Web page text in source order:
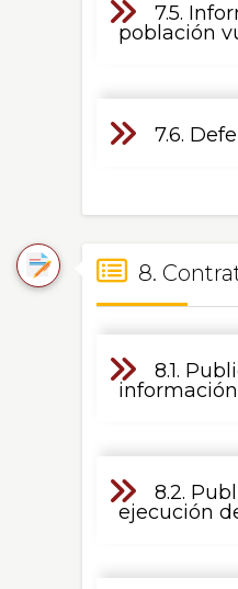
7.5.
población
7.6.
8.
8.1.
8.2.
ejecución